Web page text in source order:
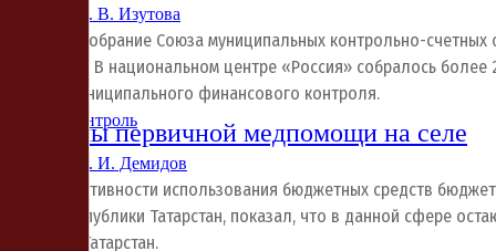
О. В. Изутова
общее собрание Союза муниципальных контрольно-
В национальном центре «Россия» собралось
муниципального финансового контроля.
контрольпервичной медпомощи на селе
А. И. Демидов
эффективности использования бюджетных средств
Республики Татарстан, показал, что в данной сфере
Татарстан.